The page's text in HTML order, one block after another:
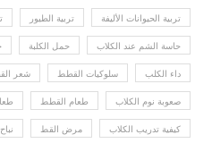
تربية الحيوانات الأليفة تربية الطيور
حاسة الشم عند الكلاب حمل الكلبة
داء الكلب سلوكيات القطط شعر
صعوبة نوم الكلاب طعام القطط
كيفية تدريب الكلاب مرض القط